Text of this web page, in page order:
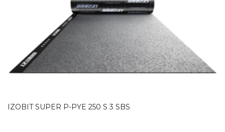
IZOBIT SUPER P-PYE 250 S 3 SBS